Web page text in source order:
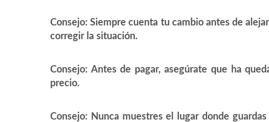
Consejo: Siempre cuenta tu cambio antes de
corregir la situación.
Consejo: Antes de pagar, asegúrate que ha
precio.
Consejo: Nunca muestres el lugar donde